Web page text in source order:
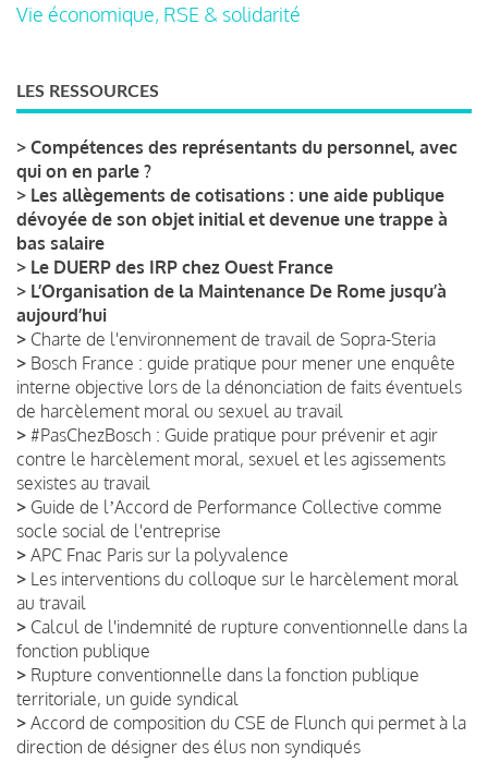
Vie économique, RSE & solidarité
LES RESSOURCES
> Compétences des représentants du personnel, avec
qui on en parle ?
> Les allègements de cotisations : une aide publique
dévoyée de son objet initial et devenue une trappe à
bas salaire
> Le DUERP des IRP chez Ouest France
> L’Organisation de la Maintenance De Rome jusqu’à
aujourd’hui
> Charte de l'environnement de travail de Sopra-Steria
> Bosch France : guide pratique pour mener une enquête
interne objective lors de la dénonciation de faits éventuels
de harcèlement moral ou sexuel au travail
> #PasChezBosch : Guide pratique pour prévenir et agir
contre le harcèlement moral, sexuel et les agissements
sexistes au travail
> Guide de lʼAccord de Performance Collective comme
socle social de l'entreprise
> APC Fnac Paris sur la polyvalence
> Les interventions du colloque sur le harcèlement moral
au travail
> Calcul de l'indemnité de rupture conventionnelle dans la
fonction publique
> Rupture conventionnelle dans la fonction publique
territoriale, un guide syndical
> Accord de composition du CSE de Flunch qui permet à la
direction de désigner des élus non syndiqués